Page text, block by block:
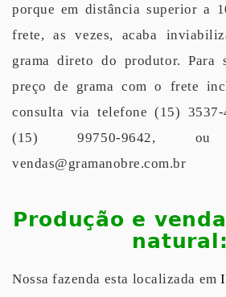
porque em distância superior a
frete, as vezes, acaba
grama direto do produtor. Para
preço de grama com o frete
consulta via telefone (15) 3537-
(15) 99750-9642,
vendas@gramanobre.com.br
Produção e
natural:
Nossa fazenda esta localizada em